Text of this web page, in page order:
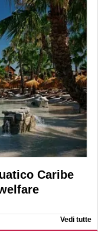
Caribe
Vedi tutte